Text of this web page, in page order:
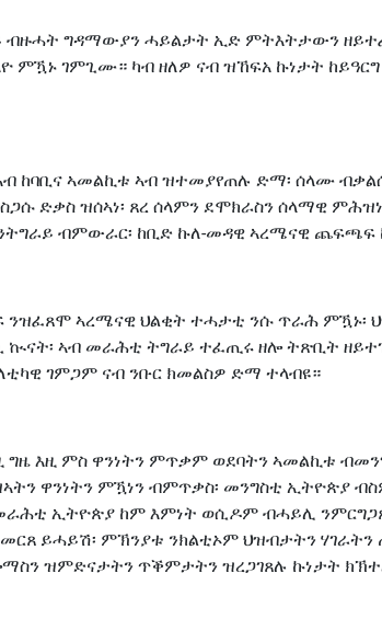
ብዙሓት ግዳማውያን ሓይልታት ኢድ ምትእትታውን
ምዃኑ ገምጊሙ። ካብ ዘለዎ ናብ ዝኸፍአ ኩነታት
ከባቢና ኣመልኪቱ ኣብ ዝተመያየጠሉ ድማ፡ ሰላሙ
ድቃስ ዝሰኣነ፡ ጸረ ሰላምን ደሞክራስን ሰላማዊ
ብምውራር፡ ከቢድ ኩለ-መዳዊ ኣረሜናዊ ጨፍጫፍ
ኣረሜናዊ ህልቂት ተሓታቲ ንሱ ጥራሕ ምዃኑ፡
ኲናት፡ ኣብ መራሕቲ ትግራይ ተፈጢሩ ዘሎ ትጽቢት
ገምጋም ናብ ንቡር ክመልስዎ ድማ ተላብዩ።
ግዜ እዚ ምስ ዋንነትን ምጥቃም ወደባትን ኣመልኪቱ
ዋንነትን ምዃነን ብምጥቃስ፡ መንግስቲ ኢትዮጵያ
ኢትዮጵያ ከም እምነት ወሲዶም ብሓይሊ
ይሓይሽ፡ ምኽንያቱ ንክልቲኦም ህዝብታትን
ዝምድናታትን ጥቕምታትን ዝረጋገጸሉ ኩነታት ክኽተል